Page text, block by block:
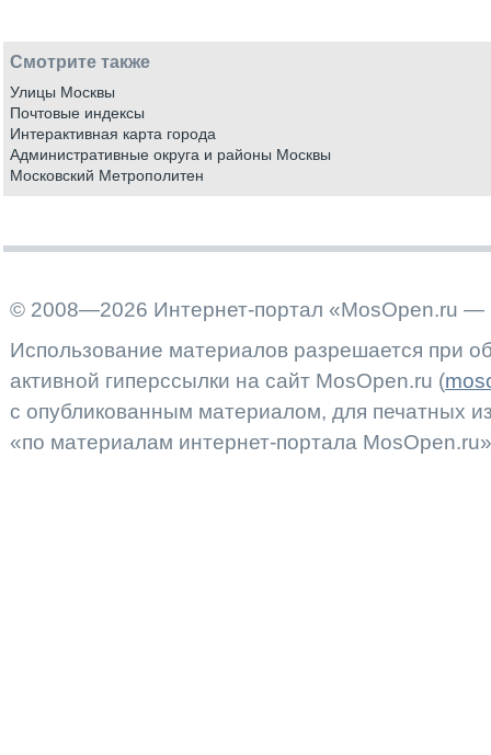
Смотрите также
Улицы Москвы
Почтовые индексы
Интерактивная карта города
Административные округа и районы Москвы
Московский Метрополитен
© 2008—2026 Интернет-портал «MosOpen.ru —
Использование материалов разрешается при
активной гиперссылки на сайт MosOpen.ru (
с опубликованным материалом, для печатных
«по материалам интернет-портала